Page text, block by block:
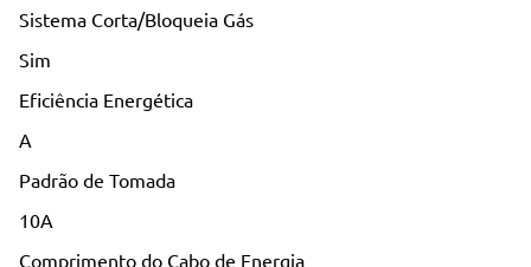
Sistema Corta/Bloqueia Gás
Sim
Eficiência Energética
A
Padrão de Tomada
10A
Comprimento do Cabo de Energia